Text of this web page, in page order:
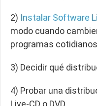
2) Instalar Software
modo cuando
programas
3) Decidir qué
4) Probar una
Live-CD o DVD